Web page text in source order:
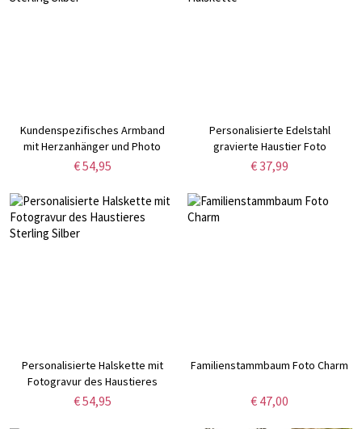
Kundenspezifisches Armband
mit Herzanhänger und Photo
Sterling Silber
€ 54,95
Personalisierte Edelstahl
gravierte Haustier Foto
Halskette
€ 37,99
Personalisierte Halskette mit
Fotogravur des Haustieres
Sterling Silber
€ 54,95
Familienstammbaum Foto Charm
€ 47,00